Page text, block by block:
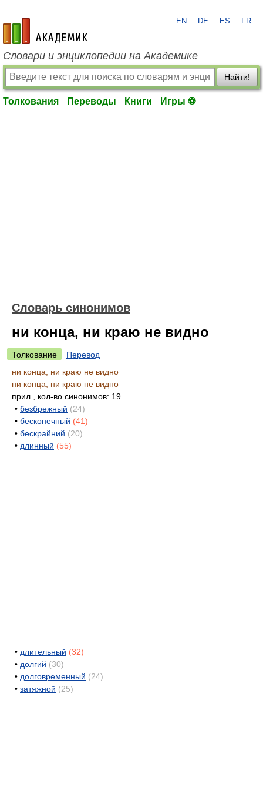
academic.ru
EN DE ES FR
Словари и энциклопедии на Академике
Найти!
Толкования Переводы Книги Игры ⚽
Словарь синонимов
ни конца, ни краю не видно
Толкование
Перевод
ни конца, ни краю не видно
ни конца, ни краю не видно
прил.
, кол-во синонимов: 19
• безбрежный (24)
• бесконечный (41)
• бескрайний (20)
• длинный (55)
• длительный (32)
• долгий (30)
• долговременный (24)
• затяжной (25)